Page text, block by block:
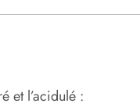
et l’acidulé :